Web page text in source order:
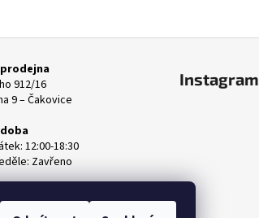
912/16
9 – Čakovice
12:00-18:30
Zavřeno
Instagram